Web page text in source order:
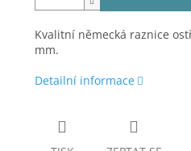
Kvalitní německá raznice
mm.
Detailní informace